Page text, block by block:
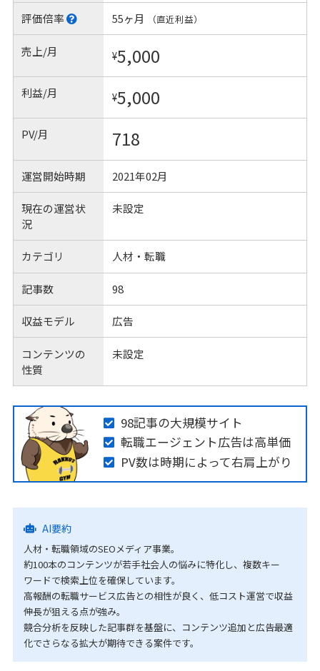
評価倍率 55ヶ月 （直近利益）
売上/月 ¥5,000
利益/月 ¥5,000
PV/月 718
運営開始時期 2021年02月
現在の運営状
況
未設定
カテゴリ 人材・転職
記事数 98
収益モデル 広告
コンテンツの
性質
未設定
98記事の大規模サイト
転職エージェント広告は高単価
PV数は時期によって右肩上がり
AI要約
人材・転職領域のSEOメディア事業。
約100本のコンテンツが若手社会人の悩みに特化し、複数キー
ワードで検索上位を確保しています。
高報酬の転職サービス広告との相性が良く、低コスト運営で収益
伸長が狙える点が強み。
競合分析を反映した記事群を基盤に、コンテンツ追加と広告最適
化でさらなる拡大が期待できる案件です。